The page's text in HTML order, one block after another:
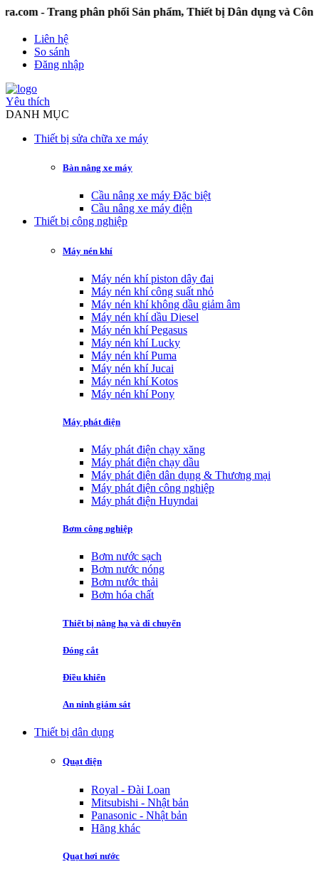
phân phối Sản phẩm, Thiết bị Dân dụng và Công
Liên hệ
So sánh
Đăng nhập
Yêu thích
DANH MỤC
Thiết bị sửa chữa xe máy
Bàn nâng xe máy
Cầu nâng xe máy Đặc biệt
Cầu nâng xe máy điện
Thiết bị công nghiệp
Máy nén khí
Máy nén khí piston dây đai
Máy nén khí công suất nhỏ
Máy nén khí không dầu giảm âm
Máy nén khí dầu Diesel
Máy nén khí Pegasus
Máy nén khí Lucky
Máy nén khí Puma
Máy nén khí Jucai
Máy nén khí Kotos
Máy nén khí Pony
Máy phát điện
Máy phát điện chạy xăng
Máy phát điện chạy dầu
Máy phát điện dân dụng & Thương mại
Máy phát điện công nghiệp
Máy phát điện Huyndai
Bơm công nghiệp
Bơm nước sạch
Bơm nước nóng
Bơm nước thải
Bơm hóa chất
Thiết bị nâng hạ và di chuyển
Đóng cắt
Điều khiển
An ninh giám sát
Thiết bị dân dụng
Quạt điện
Royal - Đài Loan
Mitsubishi - Nhật bản
Panasonic - Nhật bản
Hãng khác
Quạt hơi nước